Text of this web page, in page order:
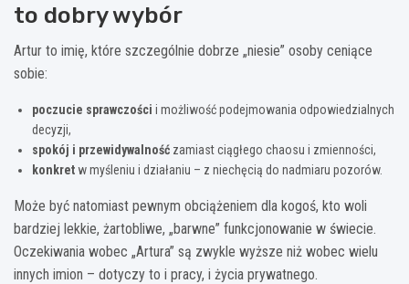
to dobry wybór
Artur to imię, które szczególnie dobrze „niesie” osoby ceniące
sobie:
poczucie sprawczości i możliwość podejmowania odpowiedzialnych
decyzji,
spokój i przewidywalność zamiast ciągłego chaosu i zmienności,
konkret w myśleniu i działaniu – z niechęcią do nadmiaru pozorów.
Może być natomiast pewnym obciążeniem dla kogoś, kto woli
bardziej lekkie, żartobliwe, „barwne” funkcjonowanie w świecie.
Oczekiwania wobec „Artura” są zwykle wyższe niż wobec wielu
innych imion – dotyczy to i pracy, i życia prywatnego.